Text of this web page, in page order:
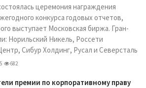
церемония награждения
конкурса годовых отчетов,
выступает Московская биржа. Гран-
Норильский Никель, Россети
Сибур Холдинг, Русал и Северсталь
682
премии по корпоративному праву